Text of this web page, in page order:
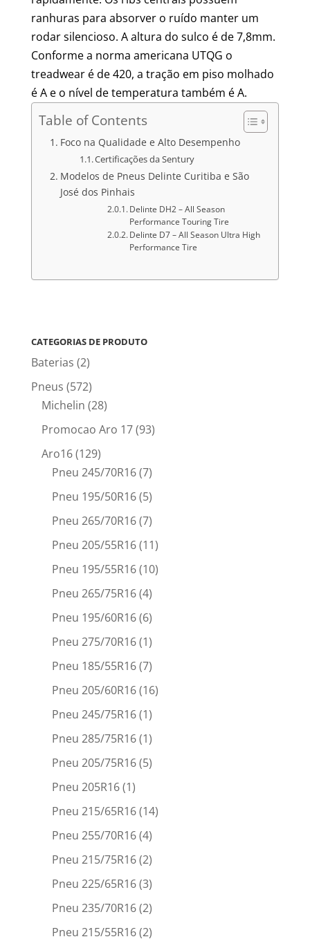
ranhuras para absorver o ruído manter um
rodar silencioso. A altura do sulco é de 7,8mm.
Conforme a norma americana UTQG o
treadwear é de 420, a tração em piso molhado
é A e o nível de temperatura também é A.
Table of Contents
Foco na Qualidade e Alto Desempenho
Certificações da Sentury
Modelos de Pneus Delinte Curitiba e São
José dos Pinhais
Delinte DH2 – All Season
Performance Touring Tire
Delinte D7 – All Season Ultra High
Performance Tire
CATEGORIAS DE PRODUTO
Baterias (2)
Pneus (572)
Michelin (28)
Promocao Aro 17(93)
Aro16(129)
Pneu 245/70R16(7)
Pneu 195/50R16(5)
Pneu 265/70R16(7)
Pneu 205/55R16(11)
Pneu 195/55R16(10)
Pneu 265/75R16(4)
Pneu 195/60R16(6)
Pneu 275/70R16(1)
Pneu 185/55R16(7)
Pneu 205/60R16(16)
Pneu 245/75R16(1)
Pneu 285/75R16(1)
Pneu 205/75R16(5)
Pneu 205R16(1)
Pneu 215/65R16(14)
Pneu 255/70R16(4)
Pneu 215/75R16(2)
Pneu 225/65R16(3)
Pneu 235/70R16(2)
Pneu 215/55R16(2)